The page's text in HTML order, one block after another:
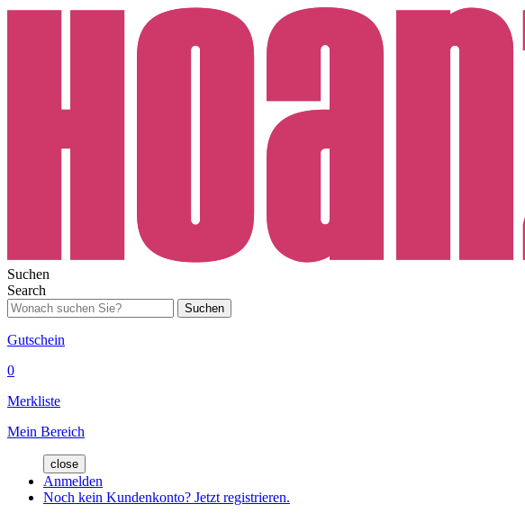
Suchen
Search
Suchen
Gutschein
0
Merkliste
Mein Bereich
close
Anmelden
Noch kein Kundenkonto? Jetzt registrieren.